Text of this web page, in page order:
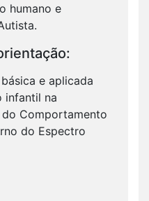
humano e
e aplicada
infantil na
Comportamento
do Espectro